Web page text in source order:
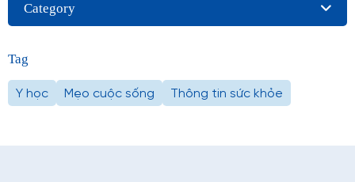
Category
Tag
Y học Mẹo cuộc sống Thông tin sức khỏe